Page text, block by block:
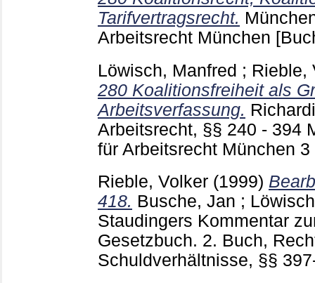
Tarifvertragsrecht.
Arbeitsrecht München
Löwisch, Manfred ; Rieble,
280 Koalitionsfreiheit als
Arbeitsverfassung.
Arbeitsrecht, §§ 240 - 394
für Arbeitsrecht München 3
Rieble, Volker (1999)
418. Busche, Jan ;
Staudingers Kommentar
Gesetzbuch. 2. Buch,
Schuldverhältnisse, §§